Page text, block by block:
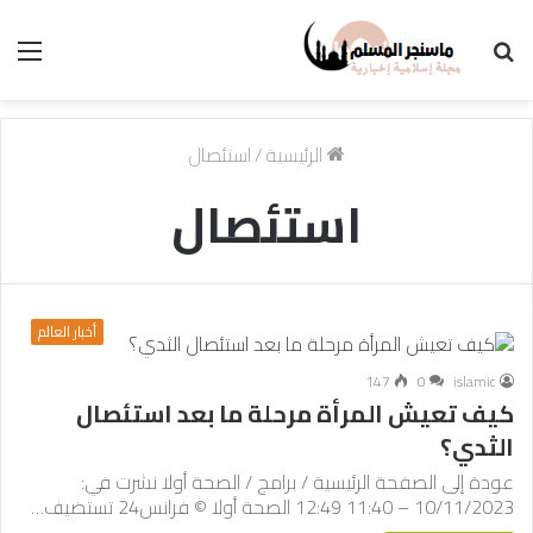
الرئيسية/استئصال
استئصال
أخبار العالم
islamic
0
147
كيف تعيش المرأة مرحلة ما بعد استئصال
الثدي؟
عودة إلى الصفحة الرئيسية / برامج / الصحة أولا نشرت في:
10/11/2023 – 11:40 12:49 الصحة أولا © فرانس24 تستضيف…